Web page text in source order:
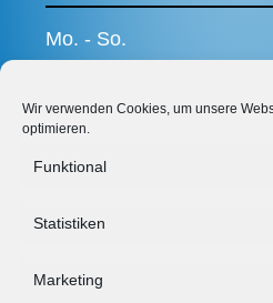
Wir verwenden Cookies, um unsere
optimieren.
Funktional
Statistiken
Marketing
Mo. - So.
Impressum